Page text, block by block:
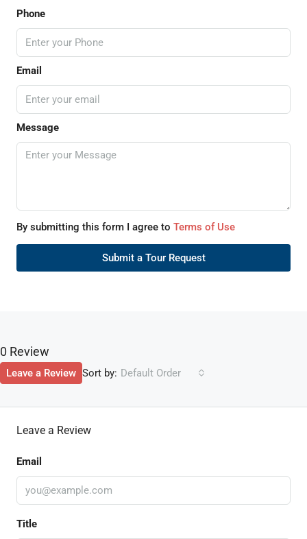
Phone
Email
Message
By submitting this form I agree to Terms of Use
Submit a Tour Request
0 Review
Sort by: Default Order
Leave a Review
Leave a Review
Email
Title